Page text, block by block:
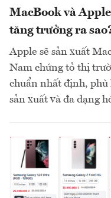
MacBook và
tăng trưởng ra
Apple sẽ sản xuất
Nam chứng tỏ thị
chuẩn nhất định, phù
sản xuất và đa dạng